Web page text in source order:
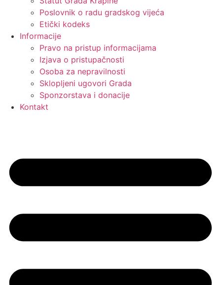
Poslovnik o radu gradskog vijeća
Etički kodeks
Informacije
Pravo na pristup informacijama
Izjava o pristupačnosti
Osoba za nepravilnosti
Sklopljeni ugovori Grada
Sponzorstava i donacije
Kontakt